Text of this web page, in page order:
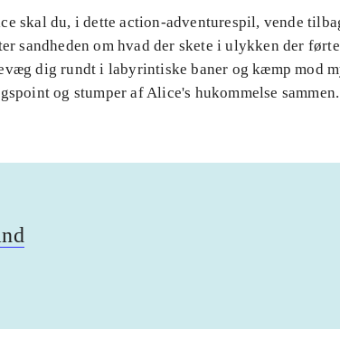
skal du, i dette action-adventurespil, vende
sandheden om hvad der skete i ulykken der
dig rundt i labyrintiske baner og kæmp mod
og stumper af Alice's hukommelse sammen.